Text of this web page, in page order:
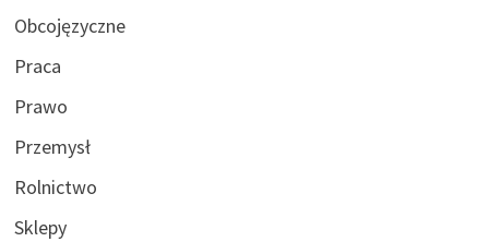
Obcojęzyczne
Praca
Prawo
Przemysł
Rolnictwo
Sklepy